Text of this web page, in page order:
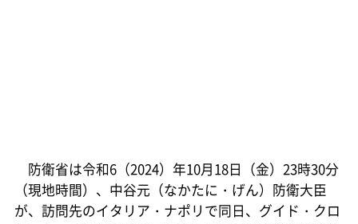
防衛省は令和6（2024）年10月18日（金）23時30分
（現地時間）、中谷元（なかたに・げん）防衛大臣
が、訪問先のイタリア・ナポリで同日、グイド・クロ